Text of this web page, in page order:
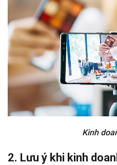
Kinh
2. Lưu ý khi kinh